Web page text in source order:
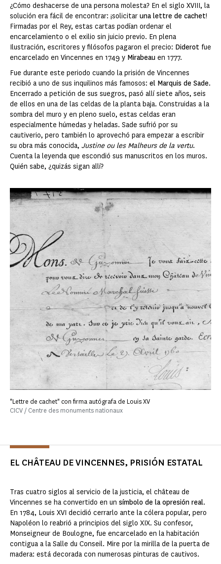
¿Cómo deshacerse de una persona molesta? En el siglo XVIII, la
solución era fácil de encontrar: ¡solicitar una lettre de cachet!
Firmadas por el Rey, estas cartas podían ordenar el
encarcelamiento o el exilio sin juicio previo. En plena
Ilustración, escritores y filósofos pagaron el precio: Diderot fue
encarcelado en Vincennes en 1749 y Mirabeau en 1777.
Fue durante este periodo cuando la prisión de Vincennes
recibió a uno de sus inquilinos más famosos: el Marquis de Sade.
Encerrado a petición de sus suegros, pasó allí siete años, seis
de ellos en una de las celdas de la planta baja. Construidas a la
sombra del muro y en pleno suelo, estas celdas eran
especialmente húmedas y heladas. Sade sufrió por su
cautiverio, pero también lo aprovechó para empezar a escribir
su obra más conocida, Justine ou les Malheurs de la vertu.
Cuenta la leyenda que escondió sus manuscritos en los muros.
Quién sabe, ¿quizás sigan allí?
"Lettre de cachet" con firma autógrafa de Louis XV
CICV / Centre des monuments nationaux
EL CHÂTEAU DE VINCENNES, PRISIÓN ESTATAL
Tras cuatro siglos al servicio de la justicia, el château de
Vincennes se ha convertido en un símbolo de la opresión real.
En 1784, Louis XVI decidió cerrarlo ante la cólera popular, pero
Napoléon lo reabrió a principios del siglo XIX. Su confesor,
Monseigneur de Boulogne, fue encarcelado en la habitación
contigua a la Salle du Conseil. Mire por la mirilla de la puerta de
madera: está decorada con numerosas pinturas de cautivos.